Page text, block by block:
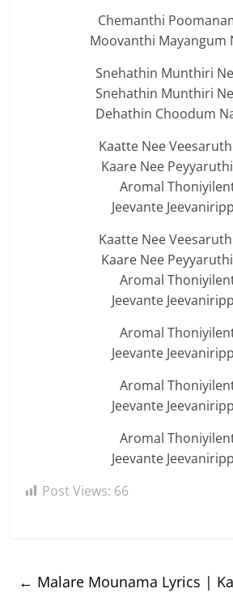
Chemanthi
Moovanthi Mayangum
Snehathin Munthiri
Snehathin Munthiri
Dehathin Choodum
Kaatte Nee
Kaare Nee
Aromal
Jeevante
Kaatte Nee
Kaare Nee
Aromal
Jeevante
Aromal
Jeevante
Aromal
Jeevante
Aromal
Jeevante
Post Views: 66
← Malare Mounama Lyrics |